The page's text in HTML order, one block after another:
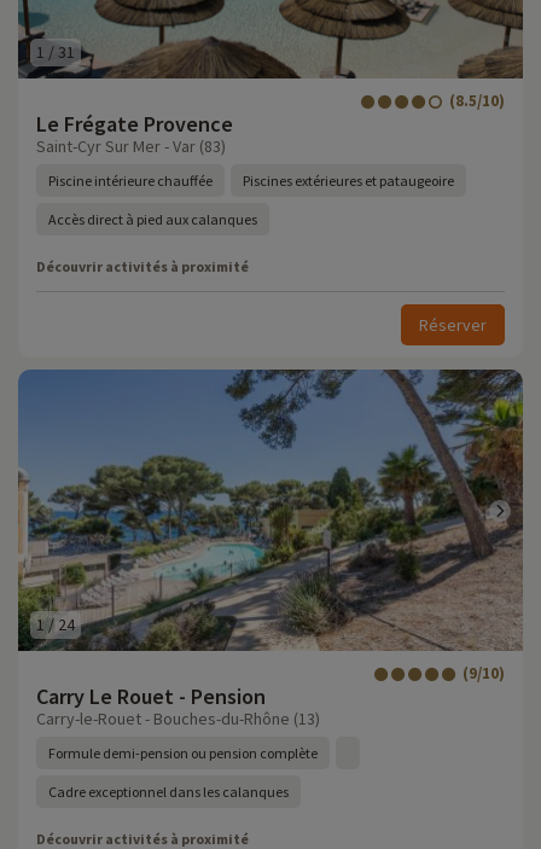
1 /31
Le Frégate Provence
(8.5/10)
Saint-Cyr Sur Mer - Var (83)
Piscine intérieure chauffée Piscines extérieures et pataugeoire
Accès direct à pied aux calanques
Découvrir activités à proximité
Réserver
1/ 24
Carry Le Rouet - Pension
(9/10)
Carry-le-Rouet - Bouches-du-Rhône (13)
Formule demi-pension ou pension complète
Cadre exceptionnel dans les calanques
Découvrir activités à proximité